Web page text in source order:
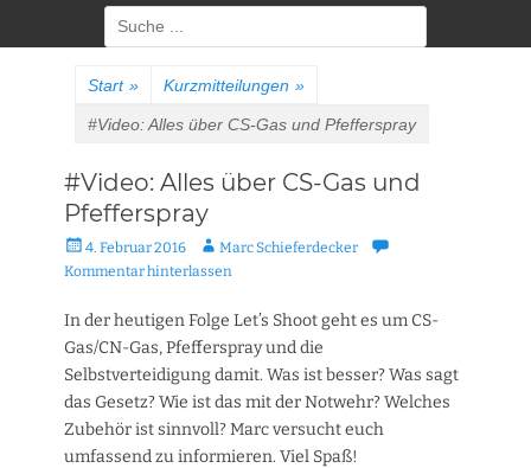
Suche
nach:
Start » Kurzmitteilungen »
#Video: Alles über CS-Gas und Pfefferspray
#Video: Alles über CS-Gas und
Pfefferspray
Veröffentlicht
am
4. Februar 2016 AutorMarc Schieferdecker
Kommentar hinterlassen
In der heutigen Folge Let’s Shoot geht es um CS-
Gas/CN-Gas, Pfefferspray und die
Selbstverteidigung damit. Was ist besser? Was sagt
das Gesetz? Wie ist das mit der Notwehr? Welches
Zubehör ist sinnvoll? Marc versucht euch
umfassend zu informieren. Viel Spaß!